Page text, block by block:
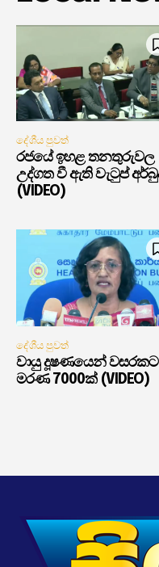
දේශීය පුවත්
රජයේ ඉහළ තනතුරුවල
උද්ගත වී ඇති වැටුප්
(VIDEO)
දේශීය පුවත්
වායු දූෂණයෙන් වසරකට
මරණ 7000ක් (VIDEO)